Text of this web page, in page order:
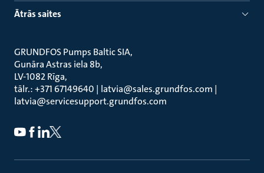
Ātrās saites
GRUNDFOS Pumps Baltic SIA
Gunāra Astras iela 8b
LV-1082 Rīga
tālr.: +371 67149640 | latvia@sales.grundfos.com |
latvia@servicesupport.grundfos.com